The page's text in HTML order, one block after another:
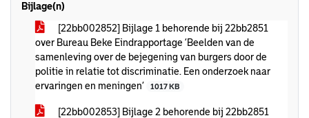
Bijlage(n)
[22bb002852] Bijlage 1 behorende bij 22bb2851
over Bureau Beke Eindrapportage ‘Beelden van de
samenleving over de bejegening van burgers door de
politie in relatie tot discriminatie. Een onderzoek naar
ervaringen en meningen’
1017 KB
[22bb002853] Bijlage 2 behorende bij 22bb2851